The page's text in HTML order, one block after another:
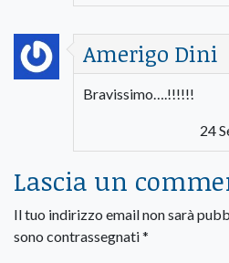
Amerigo Dini
Bravissimo….!!!!!!
24
Lascia un
Il tuo indirizzo email non sarà
sono contrassegnati*